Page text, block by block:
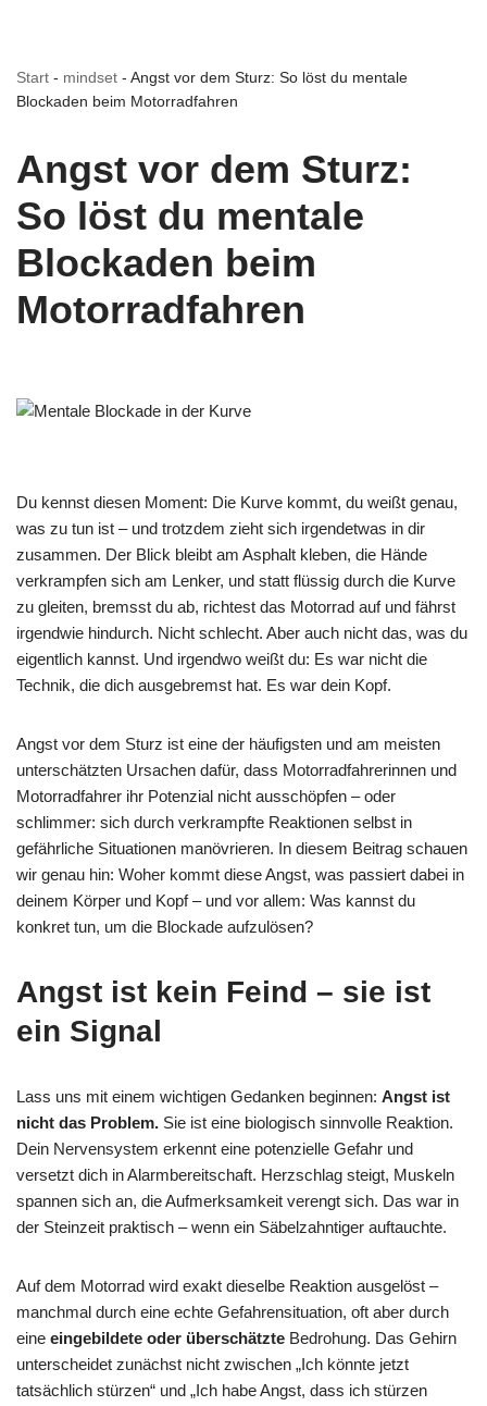
Start - mindset - Angst vor dem Sturz: So löst du mentale
Blockaden beim Motorradfahren
Angst vor dem Sturz:
So löst du mentale
Blockaden beim
Motorradfahren
Du kennst diesen Moment: Die Kurve kommt, du weißt genau,
was zu tun ist – und trotzdem zieht sich irgendetwas in dir
zusammen. Der Blick bleibt am Asphalt kleben, die Hände
verkrampfen sich am Lenker, und statt flüssig durch die Kurve
zu gleiten, bremsst du ab, richtest das Motorrad auf und fährst
irgendwie hindurch. Nicht schlecht. Aber auch nicht das, was du
eigentlich kannst. Und irgendwo weißt du: Es war nicht die
Technik, die dich ausgebremst hat. Es war dein Kopf.
Angst vor dem Sturz ist eine der häufigsten und am meisten
unterschätzten Ursachen dafür, dass Motorradfahrerinnen und
Motorradfahrer ihr Potenzial nicht ausschöpfen – oder
schlimmer: sich durch verkrampfte Reaktionen selbst in
gefährliche Situationen manövrieren. In diesem Beitrag schauen
wir genau hin: Woher kommt diese Angst, was passiert dabei in
deinem Körper und Kopf – und vor allem: Was kannst du
konkret tun, um die Blockade aufzulösen?
Angst ist kein Feind – sie ist
ein Signal
Lass uns mit einem wichtigen Gedanken beginnen: Angst ist
nicht das Problem. Sie ist eine biologisch sinnvolle Reaktion.
Dein Nervensystem erkennt eine potenzielle Gefahr und
versetzt dich in Alarmbereitschaft. Herzschlag steigt, Muskeln
spannen sich an, die Aufmerksamkeit verengt sich. Das war in
der Steinzeit praktisch – wenn ein Säbelzahntiger auftauchte.
Auf dem Motorrad wird exakt dieselbe Reaktion ausgelöst –
manchmal durch eine echte Gefahrensituation, oft aber durch
eine eingebildete oder überschätzte Bedrohung. Das Gehirn
unterscheidet zunächst nicht zwischen „Ich könnte jetzt
tatsächlich stürzen“ und „Ich habe Angst, dass ich stürzen